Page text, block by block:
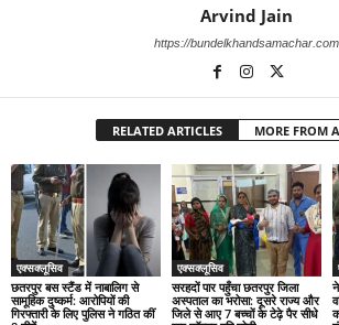
Arvind Jain
https://bundelkhandsamachar.com
RELATED ARTICLES MORE FROM
एक्सक्लूसिव
छतरपुर बस स्टैंड में नाबालिग से
सामूहिक दुष्कर्म: आरोपियों की
गिरफ्तारी के लिए पुलिस ने गठित कीं
एक्सक्लूसिव
सरहदों पार पहुँचा छतरपुर जिला
अस्पताल का भरोसा: दूसरे राज्य और
जिले से आए 7 बच्चों के टेढ़े पैर सीधे